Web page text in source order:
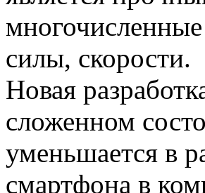
силы, скорости.
Новая
сложенном
уменьшается в
смартфона в